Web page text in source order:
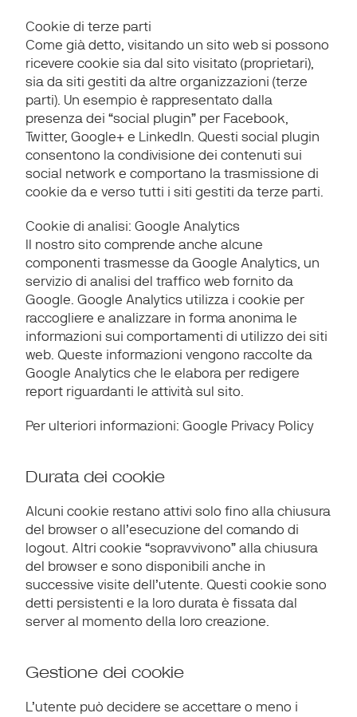
Cookie di terze parti
Come già detto, visitando un sito web si possono
ricevere cookie sia dal sito visitato (proprietari),
sia da siti gestiti da altre organizzazioni (terze
parti). Un esempio è rappresentato dalla
presenza dei “social plugin” per Facebook,
Twitter, Google+ e LinkedIn. Questi social plugin
consentono la condivisione dei contenuti sui
social network e comportano la trasmissione di
cookie da e verso tutti i siti gestiti da terze parti.
Cookie di analisi: Google Analytics
Il nostro sito comprende anche alcune
componenti trasmesse da Google Analytics, un
servizio di analisi del traffico web fornito da
Google. Google Analytics utilizza i cookie per
raccogliere e analizzare in forma anonima le
informazioni sui comportamenti di utilizzo dei siti
web. Queste informazioni vengono raccolte da
Google Analytics che le elabora per redigere
report riguardanti le attività sul sito.
Per ulteriori informazioni: Google Privacy Policy
Durata dei cookie
Alcuni cookie restano attivi solo fino alla chiusura
del browser o all’esecuzione del comando di
logout. Altri cookie “sopravvivono” alla chiusura
del browser e sono disponibili anche in
successive visite dell’utente. Questi cookie sono
detti persistenti e la loro durata è fissata dal
server al momento della loro creazione.
Gestione dei cookie
L’utente può decidere se accettare o meno i